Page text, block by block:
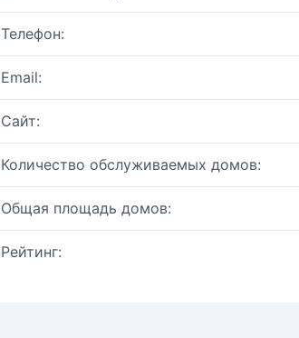
Телефон:
Email:
Сайт:
Количество обслуживаемых домов:
Общая площадь домов:
Рейтинг: